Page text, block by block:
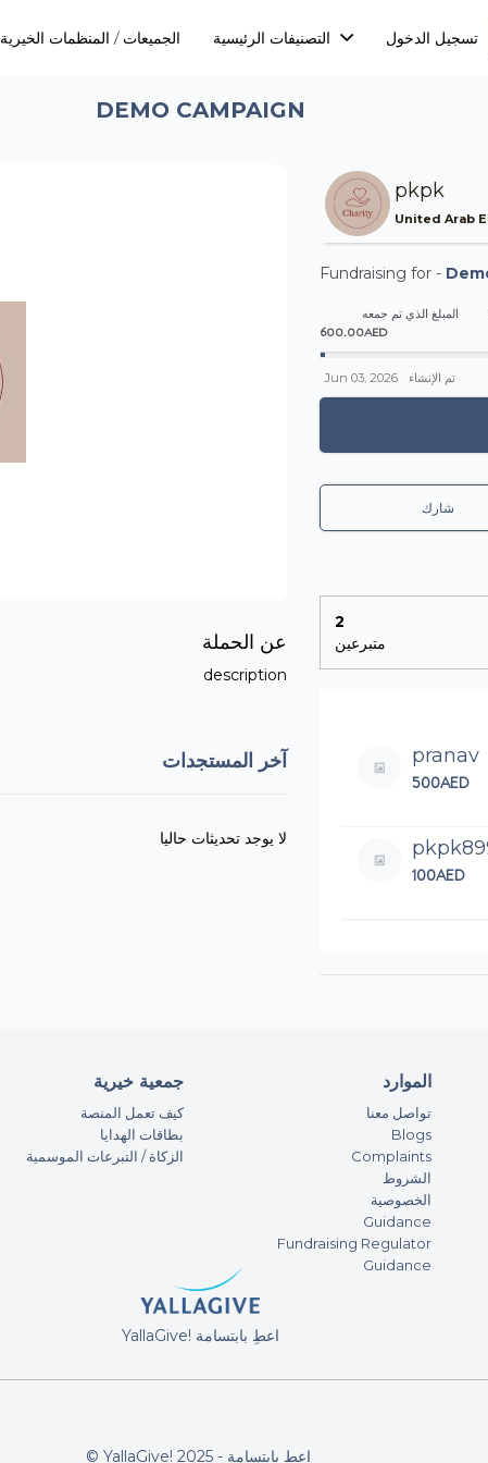
الجميعات / المنظمات الخيرية تسجيل الدخول
DEMO CAMPAIGN
عن الحملة
description
آخر المستجدات
لا يوجد تحديثات حاليا
pkpk
United Arab
Fundraising for -
المبلغ الذي تم جمعه
600.00AED
تم الإنشاء Jun 03, 2026
شارك
2
متبرعين
pranav
500AED
100AED
جمعية خيرية
كيف تعمل المنصة
بطاقات الهدايا
الزكاة / التبرعات الموسمية
الموارد
تواصل معنا
Blogs
Complaints
الشروط
الخصوصية
Guidance
Fundraising Regulator
Guidance
YallaGive! اعطِ بابتسامة
© YallaGive! اعطِ بابتسامة - 2025